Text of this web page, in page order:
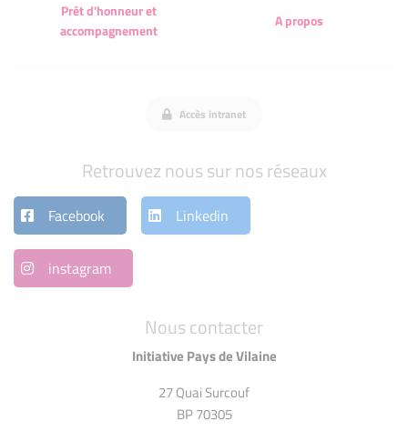
Nous contacter
Initiative Pays de Vilaine
27 Quai Surcouf
BP 70305
Prêt d'honneur et
accompagnement
A propos
Accès intranet
Retrouvez nous sur nos réseaux
Facebook Linkedin
instagram